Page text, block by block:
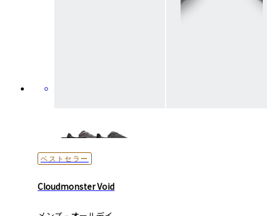
ベストセラー
Cloudmonster Void